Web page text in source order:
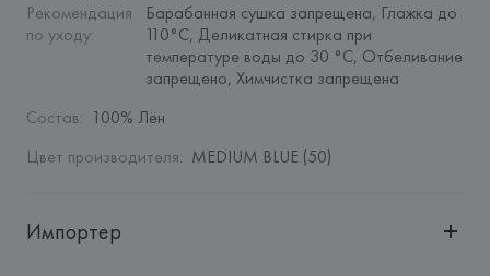
Рекомендация
по уходу:
Барабанная сушка запрещена, Глажка до
110°C, Деликатная стирка при
температуре воды до 30 °C, Отбеливание
запрещено, Химчистка запрещена
Состав: 100% Лён
Цвет производителя: MEDIUM BLUE (50)
Импортер